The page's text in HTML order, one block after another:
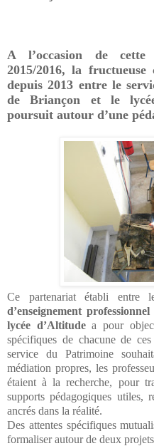
A l’occasion de cette
2015/2016, la
depuis 2013 entre le
de Briançon et le
poursuit autour d’une
Ce partenariat établi entre
d’enseignement
lycée d’Altitudea pour
spécifiques de chacune de
service du Patrimoine
médiation propres, les
étaient à la recherche, pour
supports pédagogiques utiles,
ancrés dans la réalité.
Des attentes spécifiques
formaliser autour de deux